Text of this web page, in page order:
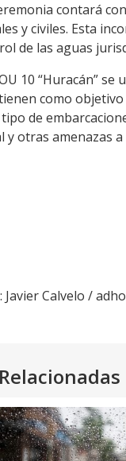
contará
y civiles. Esta
de las aguas
10 “Huracán”
como
tipo de
y otras amenazas
Javier Calvelo /
Relacionadas